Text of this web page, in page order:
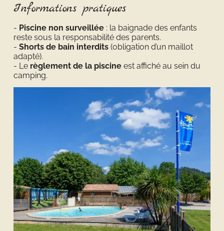
Informations pratiques
Piscine non surveillée: la baignade des enfants
reste sous la responsabilité des parents.
Shorts de bain interdits(obligation d’un maillot
adapté).
Le règlement de la piscineest affiché au sein du
camping.